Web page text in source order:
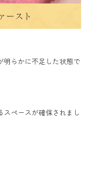
明らかに不足した状態で
ペースが確保されまし